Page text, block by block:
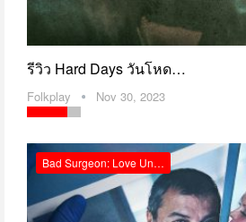
รีวิว Hard Days วันโหด…
Folkplay Nov 30, 2023
Bad Surgeon: Love Under The Knife Review Netflix